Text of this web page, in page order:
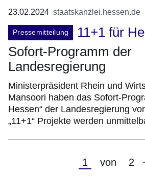
23.02.2024 staatskanzlei.hessen.de
Pressemitteilung
11+1 für
Sofort-Programm der
Landesregierung
Ministerpräsident Rhein und
Mansoori haben das Sofort-
Hessen“ der Landesregierung
„11+1“ Projekte werden
Aktuelle
1 von 2